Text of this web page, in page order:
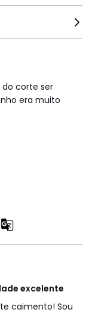
corte ser
era muito
excelente
caimento! Sou